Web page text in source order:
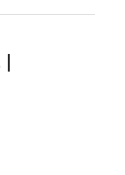
|